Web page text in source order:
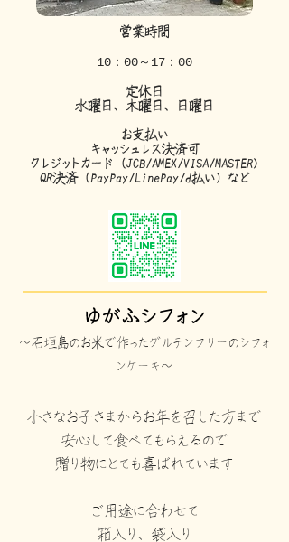
営業時間
​10：00～17：00
定休日
​水曜日、木曜日、日曜日
お支払い
キャッシュレス決済可
クレジットカード（JCB/AMEX/VISA/MASTER)
QR決済（PayPay/LinePay/d払い）​など
​ゆがふシフォン
～石垣島のお米で作ったグルテンフリーのシフォ
ンケーキ～
小さなお子さまからお年を召した方まで
安心して食べてもらえるので
贈り物にとても喜ばれています
ご用途に合わせて
箱入り、袋入り